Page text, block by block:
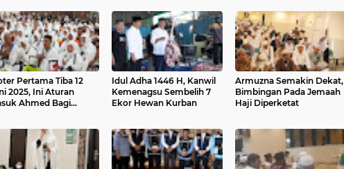
Pertama Tiba 12
2025, Ini Aturan
Ahmed Bagi
Idul Adha 1446 H, Kanwil
Kemenagsu Sembelih 7
Ekor Hewan Kurban
Armuzna Semakin Dekat,
Bimbingan Pada Jemaah
Haji Diperketat